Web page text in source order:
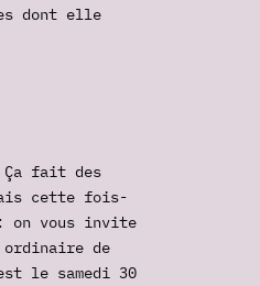
dont elle
fait des
cette fois-
on vous invite
ordinaire de
le samedi 30